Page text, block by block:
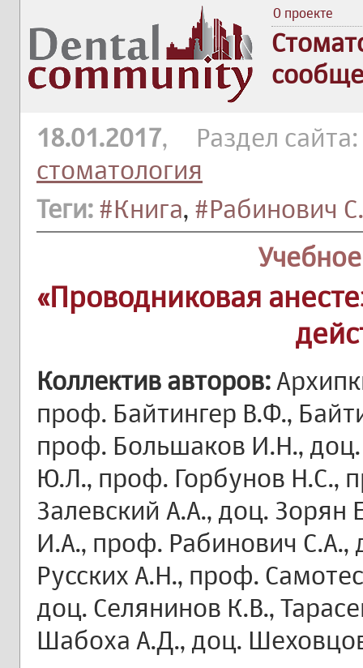
О проекте
18.01.2017, Раздел сайта:
стоматология
Теги: #Книга, #Рабинович
«Проводниковая
Коллектив авторов:
проф. Байтингер В.Ф.,
проф. Большаков И.Н., доц.
Ю.Л., проф. Горбунов Н.С.,
Залевский А.А., доц. Зорян
И.А., проф. Рабинович С.А.,
Русских А.Н., проф.
доц. Селянинов К.В.,
Шабоха А.Д., доц.